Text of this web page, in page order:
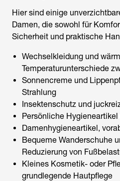
Hier sind einige
Damen, die sowohl für
Sicherheit und praktische
Wechselkleidung und
Temperaturunterschiede
Sonnencreme und
Strahlung
Insektenschutz und
Persönliche
Damenhygieneartikel,
Bequeme Wanderschuhe
Reduzierung von
Kleines Kosmetik- oder
grundlegende Hautpflege